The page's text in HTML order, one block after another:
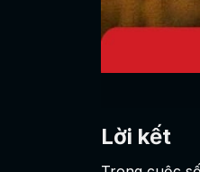
Lời kết